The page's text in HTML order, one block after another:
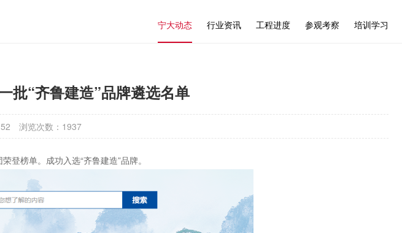
宁大动态 行业资讯 工程进度 参观考察 培训学习
批“齐鲁建造”品牌遴选名单
浏览次数：1937
登榜单。成功入选“齐鲁建造”品牌。